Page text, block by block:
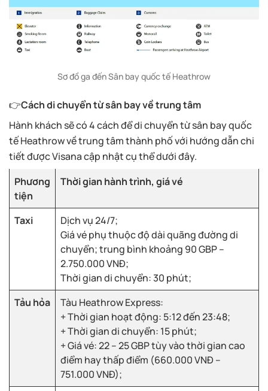
Sơ đồ ga đến Sân bay quốc tế Heathrow
👉Cách di chuyển từ sân bay về trung tâm
Hành khách sẽ có 4 cách để di chuyển từ sân bay quốc
tế Heathrow về trung tâm thành phố với hướng dẫn chi
tiết được Visana cập nhật cụ thể dưới đây.
Phương
tiện
Thời gian hành trình, giá vé
Taxi
Dịch vụ 24/7;
Giá vé phụ thuộc độ dài quãng đường di
chuyển; trung bình khoảng 90 GBP –
2.750.000 VNĐ;
Thời gian di chuyển: 30 phút;
Tảu hỏa
Tàu Heathrow Express:
+ Thời gian hoạt động: 5:12 đến 23:48;
+ Thời gian di chuyển: 15 phút;
+ Giá vé: 22 – 25 GBP tùy vào thời gian cao
điểm hay thấp điểm (660.000 VNĐ –
751.000 VNĐ);